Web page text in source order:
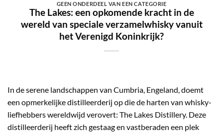
GEEN ONDERDEEL VAN EEN CATEGORIE
The Lakes: een opkomende kracht in de
wereld van speciale verzamelwhisky vanuit
het Verenigd Koninkrijk?
In de serene landschappen van Cumbria, Engeland, doemt
een opmerkelijke distilleerderij op die de harten van whisky-
liefhebbers wereldwijd verovert: The Lakes Distillery. Deze
distilleerderij heeft zich gestaag en vastberaden een plek